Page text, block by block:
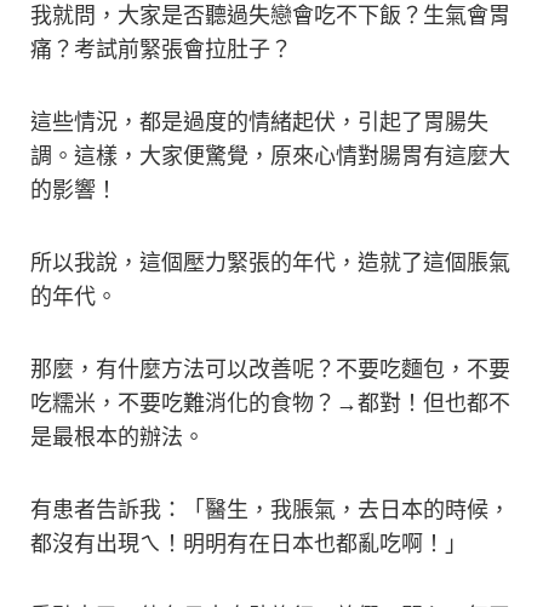
我就問，大家是否聽過失戀會吃不下飯？生氣會胃
痛？考試前緊張會拉肚子？
這些情況，都是過度的情緒起伏，引起了胃腸失
調。這樣，大家便驚覺，原來心情對腸胃有這麼大
的影響！
所以我說，這個壓力緊張的年代，造就了這個脹氣
的年代。
那麼，有什麼方法可以改善呢？不要吃麵包，不要
吃糯米，不要吃難消化的食物？→都對！但也都不
是最根本的辦法。
有患者告訴我：「醫生，我脹氣，去日本的時候，
都沒有出現ㄟ！明明有在日本也都亂吃啊！」